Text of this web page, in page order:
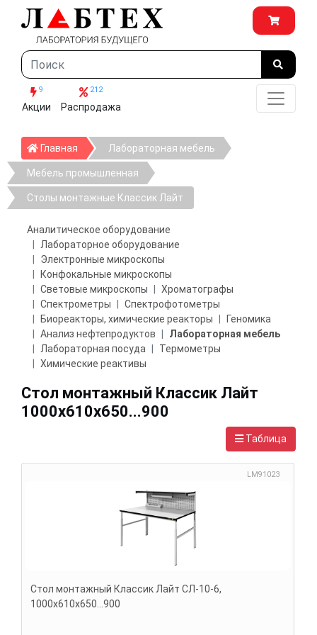
9
Акции
212
Распродажа
Главная ГлавнаяЛабораторная мебель
Мебель промышленная
Столы монтажные Классик Лайт
Аналитическое оборудование
Лабораторное оборудование
Электронные микроскопы
Конфокальные микроскопы
Световые микроскопы
Хроматографы
Спектрометры
Спектрофотометры
Биореакторы, химические реакторы
Геномика
Анализ нефтепродуктов
Лабораторная мебель
Лабораторная посуда
Термометры
Химические реактивы
Стол монтажный Классик Лайт
1000х610х650...900
Таблица
LM91023
Стол монтажный Классик Лайт СЛ-10-6,
1000х610х650...900